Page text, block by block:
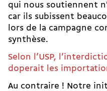
qui nous soutiennent
car ils subissent
lors de la campagne
synthèse.
Selon l’USP,
doperait les
Au contraire ! Notre